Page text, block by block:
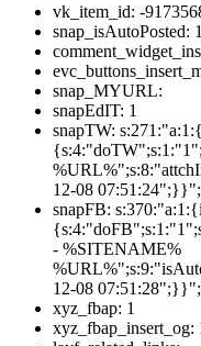
vk_item_id: -
snap_isAutoPosted: 1
snap_MYURL:
snapEdIT: 1
snapTW:
12-08 07:51:24";}}";
snapFB:
- %SITENAME%
12-08 07:51:28";}}";
xyz_fbap: 1
xyz_fbap_insert_og: